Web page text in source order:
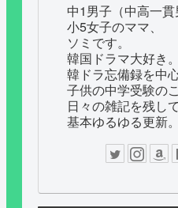
中1男子（中高一貫
小5女子のママ、
ソミです。
韓国ドラマ大好き。
韓ドラ忘備録を中心
子供の中学受験のこ
日々の雑記を残し
基本ゆるゆる更新。